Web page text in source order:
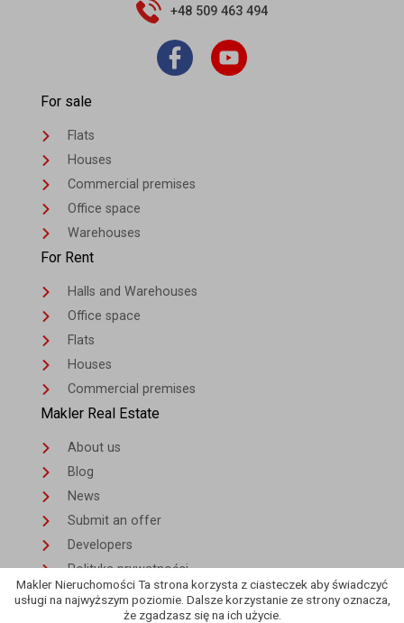
+48 509 463 494
For sale
Flats
Houses
Commercial premises
Office space
Warehouses
For Rent
Halls and Warehouses
Office space
Flats
Houses
Commercial premises
Makler Real Estate
About us
Blog
News
Submit an offer
Developers
Polityka prywatności
Contact
Makler Nieruchomości Ta strona korzysta z ciasteczek aby świadczyć
usługi na najwyższym poziomie. Dalsze korzystanie ze strony oznacza,
że zgadzasz się na ich użycie.